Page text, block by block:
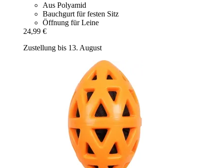
Aus Polyamid
Bauchgurt für festen Sitz
Öffnung für Leine
24,99 €
Zustellung bis 13. August